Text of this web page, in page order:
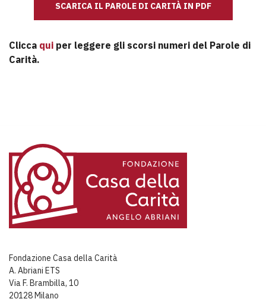
SCARICA IL PAROLE DI CARITÀ IN PDF
Clicca qui per leggere gli scorsi numeri del Parole di
Carità.
Fondazione Casa della Carità
A. Abriani ETS
Via F. Brambilla, 10
20128 Milano